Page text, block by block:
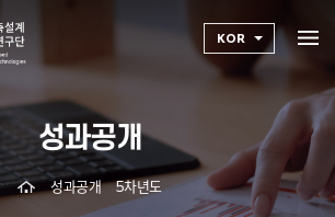
KOR
성과공개
성과공개 5차년도